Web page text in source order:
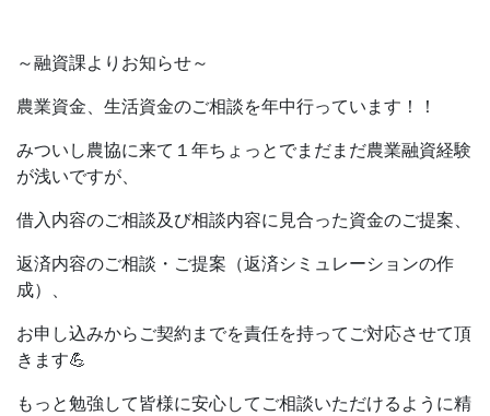
～融資課よりお知らせ～
農業資金、生活資金のご相談を年中行っています！！
みついし農協に来て１年ちょっとでまだまだ農業融資経験
が浅いですが、
借入内容のご相談及び相談内容に見合った資金のご提案、
返済内容のご相談・ご提案（返済シミュレーションの作
成）、
お申し込みからご契約までを責任を持ってご対応させて頂
きます💪
もっと勉強して皆様に安心してご相談いただけるように精